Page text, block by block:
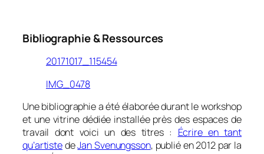
Bibliographie & Ressources
20171017_115454
IMG_0478
Une bibliographie a été élaborée durant le workshop
et une vitrine dédiée installée près des espaces de
travail dont voici un des titres : Écrire en tant
qu’artistedeJan Svenungsson, publié en 2012 par la